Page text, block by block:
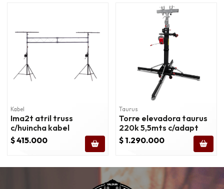
Kabel
Ima2t atril truss
c/huincha kabel
$ 415.000
Taurus
Torre elevadora taurus
220k 5,5mts c/adapt
$ 1.290.000